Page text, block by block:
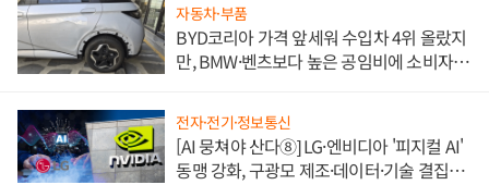
자동차·부품
BYD코리아 가격 앞세워 수입차 4위 올랐지
만, BMW·벤츠보다 높은 공임비에 소비자
전자·전기·정보통신
[AI 뭉쳐야 산다⑧] LG·엔비디아 '피지컬 AI'
동맹 강화, 구광모 제조·데이터·기술 결집